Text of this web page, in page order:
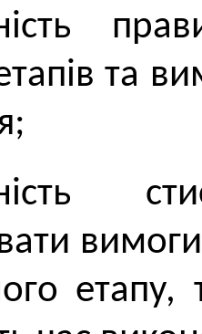
та
вимоги
етапу,